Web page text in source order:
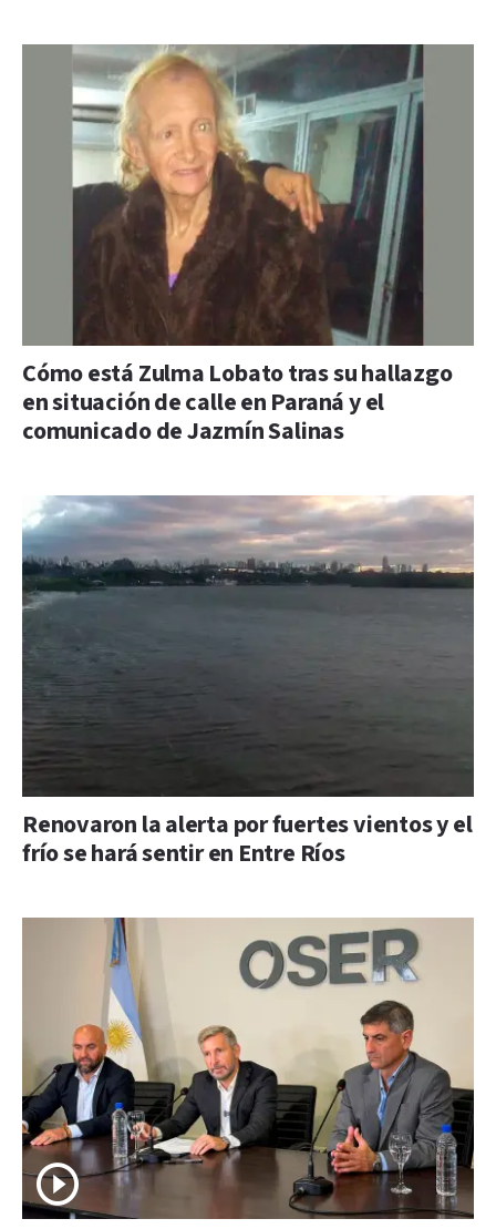
Cómo está Zulma Lobato tras su hallazgo
en situación de calle en Paraná y el
comunicado de Jazmín Salinas
Renovaron la alerta por fuertes vientos y el
frío se hará sentir en Entre Ríos